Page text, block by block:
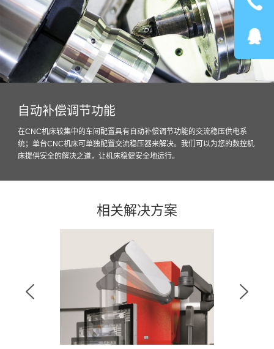
自动补偿调节功能
在CNC机床较集中的车间配置具有自动补偿调节功能的交流稳压供电系
统；单台CNC机床可单独配置交流稳压器来解决。我们可以为您的数控机
床提供安全的解决之道，让机床稳健安全地运行。
相关解决方案
 